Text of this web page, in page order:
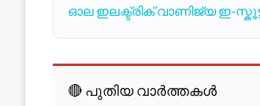
ഓല ഇലക്ട്രിക് വാണിജ്യ ഇ-
🔴 പുതിയ വാർത്തകൾ